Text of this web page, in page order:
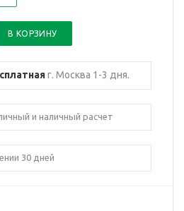
г. Москва 1-3 дня.
и наличный расчет
30 дней